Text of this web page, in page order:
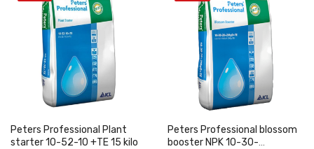
In Winkelwagen In Winkelwagen
Peters Professional Plant
starter 10-52-10 +TE 15 kilo
Peters Professional blossom
booster NPK 10-30-